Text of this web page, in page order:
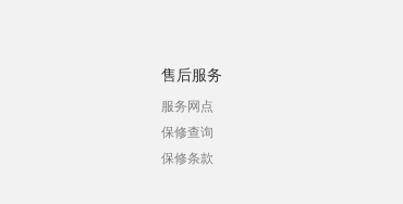
售后服务
服务网点
保修查询
保修条款